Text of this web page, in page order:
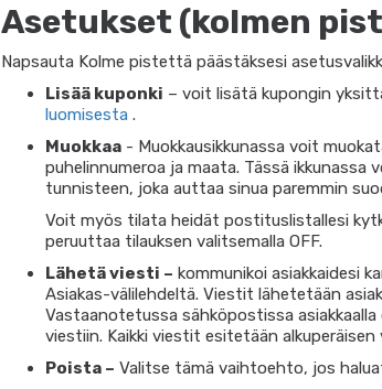
Asetukset (kolmen
Napsauta Kolme pistettä päästäksesi
Lisää kuponki – voit lisätä kupongin
luomisesta .
Muokkaa - Muokkausikkunassa voit
puhelinnumeroa ja maata. Tässä ikkunassa
tunnisteen, joka auttaa sinua paremmin
Voit myös tilata heidät postituslistallesi
peruuttaa tilauksen valitsemalla OFF.
Lähetä viesti – kommunikoi asiakkaidesi
Asiakas-välilehdeltä. Viestit lähetetään
Vastaanotetussa sähköpostissa
viestiin. Kaikki viestit esitetään
Poista – Valitse tämä vaihtoehto, jos